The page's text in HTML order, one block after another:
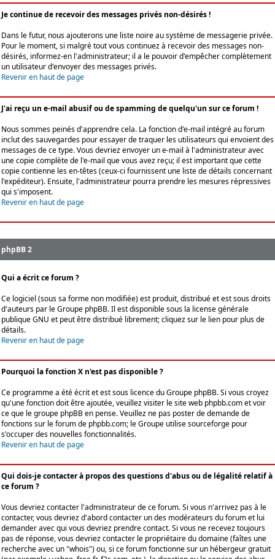
Je continue de recevoir des messages privés non-désirés !
Dans le futur, nous ajouterons une liste noire au système de messagerie privée.
Pour le moment, si malgré tout vous continuez à recevoir des messages non-
désirés, informez-en l'administrateur; il a le pouvoir d'empêcher complètement
un utilisateur d'envoyer des messages privés.
Revenir en haut de page
J'ai reçu un e-mail abusif ou de spamming de quelqu'un sur ce forum !
Nous sommes peinés d'apprendre cela. La fonction d'e-mail intégré au forum
inclut des sauvegardes pour essayer de traquer les utilisateurs qui envoient des
messages de ce type. Vous devriez envoyer un e-mail à l'administrateur avec
une copie complète de l'e-mail que vous avez reçu; il est important que cette
copie contienne les en-têtes (ceux-ci fournissent une liste de détails concernant
l'expéditeur). Ensuite, l'administrateur pourra prendre les mesures répressives
qui s'imposent.
Revenir en haut de page
phpBB 2
Qui a écrit ce forum ?
Ce logiciel (sous sa forme non modifiée) est produit, distribué et est sous droits
d'auteurs par leGroupe phpBB. Il est disponible sous la license générale
publique GNU et peut être distribué librement; cliquez sur le lien pour plus de
détails.
Revenir en haut de page
Pourquoi la fonction X n'est pas disponible ?
Ce programme a été écrit et est sous licence du Groupe phpBB. Si vous croyez
qu'une fonction doit être ajoutée, veuillez visiter le site web phpbb.com et voir
ce que le groupe phpBB en pense. Veuillez ne pas poster de demande de
fonctions sur le forum de phpbb.com; le Groupe utilise sourceforge pour
s'occuper des nouvelles fonctionnalités.
Revenir en haut de page
Qui dois-je contacter à propos des questions d'abus ou de légalité relatif à
ce forum ?
Vous devriez contacter l'administrateur de ce forum. Si vous n'arrivez pas à le
contacter, vous devriez d'abord contacter un des modérateurs du forum et lui
demander avec qui vous devriez prendre contact. Si vous ne recevez toujours
pas de réponse, vous devriez contacter le propriétaire du domaine (faîtes une
recherche avec un "whois") ou, si ce forum fonctionne sur un hébergeur gratuit